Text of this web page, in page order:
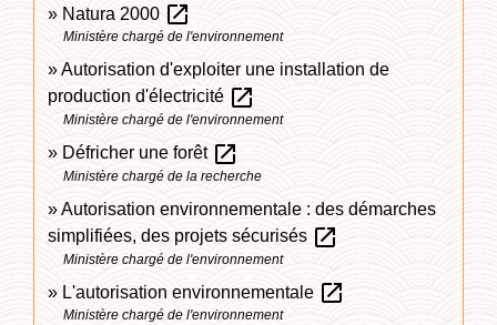
Natura 2000 open_in_new
Ministère chargé de l'environnement
Autorisation d'exploiter une installation de
production d'électricité open_in_new
Ministère chargé de l'environnement
Défricher une forêt open_in_new
Ministère chargé de la recherche
Autorisation environnementale : des démarches
simplifiées, des projets sécurisés open_in_new
Ministère chargé de l'environnement
L'autorisation environnementale open_in_new
Ministère chargé de l'environnement